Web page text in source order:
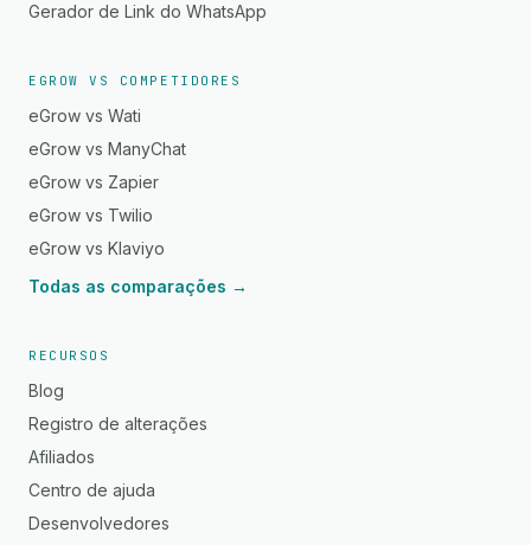
Gerador de Link do WhatsApp
EGROW VS COMPETIDORES
eGrow vs Wati
eGrow vs ManyChat
eGrow vs Zapier
eGrow vs Twilio
eGrow vs Klaviyo
Todas as comparações →
RECURSOS
Blog
Registro de alterações
Afiliados
Centro de ajuda
Desenvolvedores